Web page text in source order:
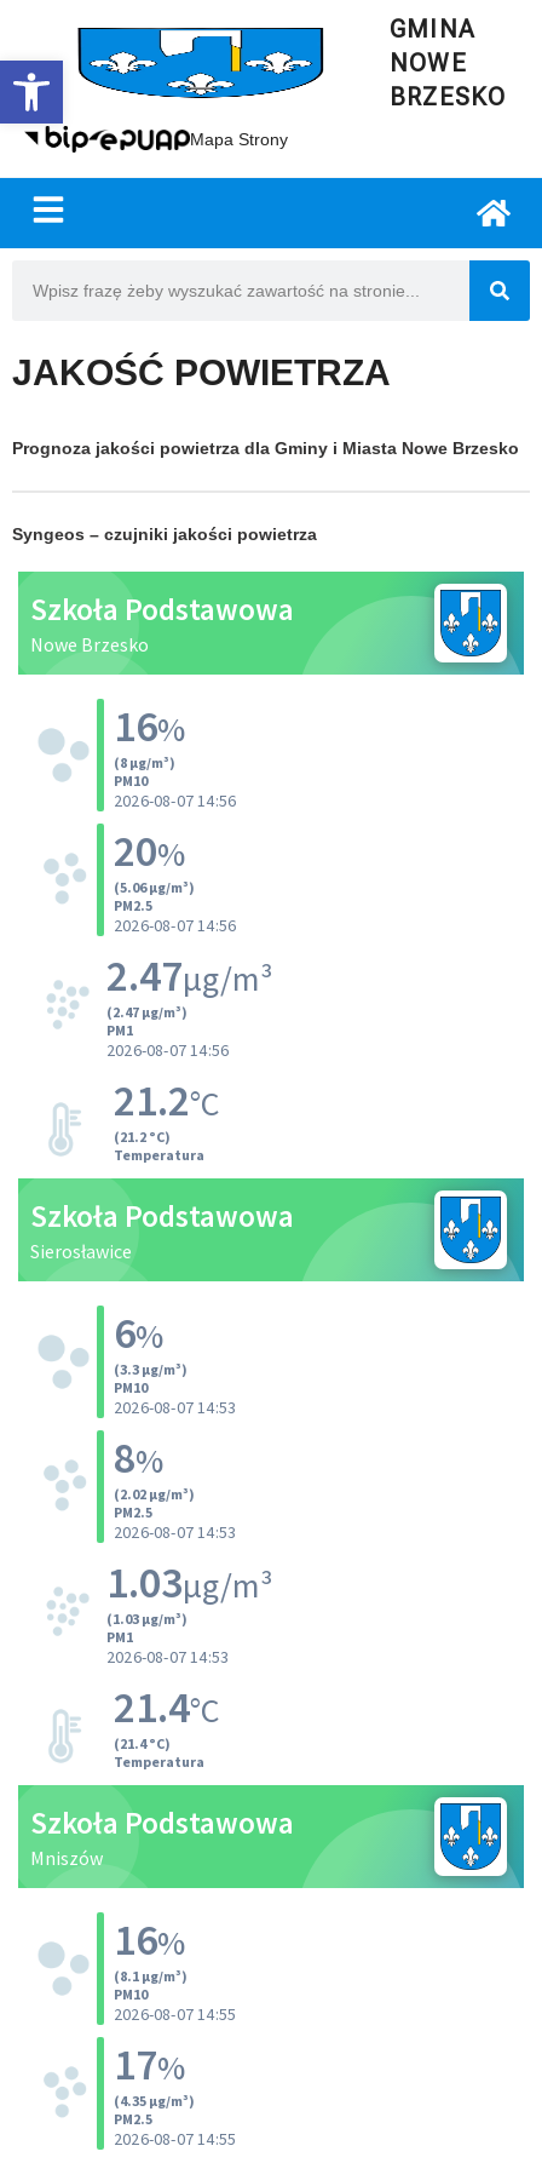
Open toolbar
GMINA
NOWE
BRZESKO
Mapa Strony
JAKOŚĆ POWIETRZA
Prognoza jakości powietrza dla Gminy i Miasta Nowe Brzesko
Syngeos – czujniki jakości powietrza